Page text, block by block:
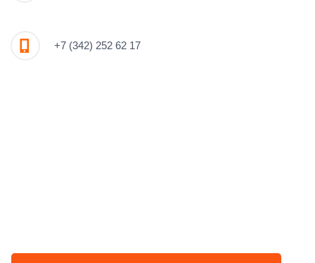
+7 (342) 252 62 17